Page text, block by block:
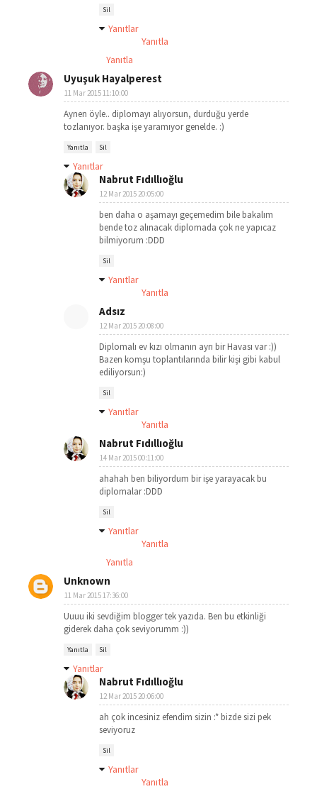
Sil
Yanıtlar
Yanıtla
Yanıtla
Uyuşuk Hayalperest
11 Mar 2015 11:10:00
Aynen öyle.. diplomayı alıyorsun, durduğu yerde
tozlanıyor. başka işe yaramıyor genelde. :)
Yanıtla Sil
Yanıtlar
Nabrut Fıdıllıoğlu
12 Mar 2015 20:05:00
ben daha o aşamayı geçemedim bile bakalım
bende toz alınacak diplomada çok ne yapıcaz
bilmiyorum :DDD
Sil
Yanıtlar
Yanıtla
Adsız
12 Mar 2015 20:08:00
Diplomalı ev kızı olmanın ayrı bir Havası var :))
Bazen komşu toplantılarında bilir kişi gibi kabul
ediliyorsun:)
Sil
Yanıtlar
Yanıtla
Nabrut Fıdıllıoğlu
14 Mar 2015 00:11:00
ahahah ben biliyordum bir işe yarayacak bu
diplomalar :DDD
Sil
Yanıtlar
Yanıtla
Yanıtla
Unknown
11 Mar 2015 17:36:00
Uuuu iki sevdiğim blogger tek yazıda. Ben bu etkinliği
giderek daha çok seviyorumm :))
Yanıtla Sil
Yanıtlar
Nabrut Fıdıllıoğlu
12 Mar 2015 20:06:00
ah çok incesiniz efendim sizin :* bizde sizi pek
seviyoruz
Sil
Yanıtlar
Yanıtla